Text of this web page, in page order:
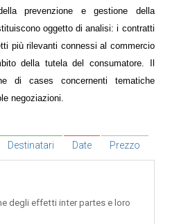
prevenzione e gestione della
oggetto di analisi: i contratti
più rilevanti connessi al commercio
della tutela del consumatore. Il
di cases concernenti tematiche
negoziazioni.
Destinatari Date Prezzo
degli effetti inter partes e loro